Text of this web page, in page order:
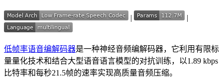
低帧率语音编解码器是一种神经音频编解码器，它利用有限标
量量化技术和结合大型语音语言模型的对抗训练，以1.89 kbps
比特率和每秒21.5帧的速率实现高质量音频压缩。